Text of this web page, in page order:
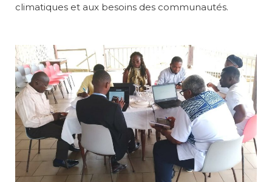
climatiques et aux besoins des communautés.